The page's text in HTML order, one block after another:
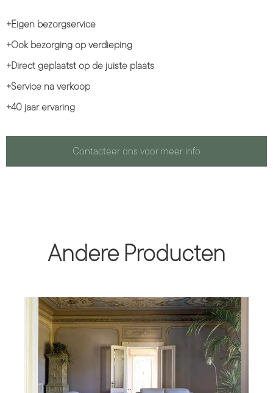
+Eigen bezorgservice
+Ook bezorging op verdieping
+Direct geplaatst op de juiste plaats
+Service na verkoop
+40 jaar ervaring
Contacteer ons voor meer info
Andere Producten